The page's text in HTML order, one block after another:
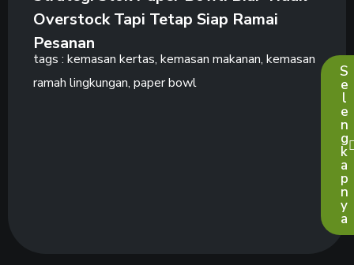
Overstock Tapi Tetap Siap Ramai
Pesanan
tags : kemasan kertas, kemasan makanan, kemasan
ramah lingkungan, paper bowl
S
e
l
e
n
g
k
a
p
n
y
a